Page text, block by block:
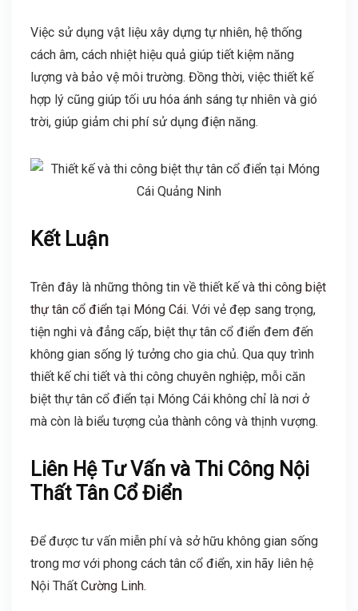
Việc sử dụng vật liệu xây dựng tự nhiên, hệ thống
cách âm, cách nhiệt hiệu quả giúp tiết kiệm năng
lượng và bảo vệ môi trường. Đồng thời, việc thiết kế
hợp lý cũng giúp tối ưu hóa ánh sáng tự nhiên và gió
trời, giúp giảm chi phí sử dụng điện năng.
Kết Luận
Trên đây là những thông tin về thiết kế vàthi công biệt
thự tân cổ điển tại Móng Cái. Với vẻ đẹp sang trọng,
tiện nghi và đẳng cấp, biệt thự tân cổ điển đem đến
không gian sống lý tưởng cho gia chủ. Qua quy trình
thiết kế chi tiết và thi công chuyên nghiệp, mỗi căn
biệt thự tân cổ điển tại Móng Cái không chỉ là nơi ở
mà còn là biểu tượng của thành công và thịnh vượng.
Liên Hệ Tư Vấn và Thi Công Nội
Thất Tân Cổ Điển
Để được tư vấn miễn phí và sở hữu không gian sống
trong mơ với phong cách tân cổ điển, xin hãy liên hệ
Nội Thất Cường Linh.